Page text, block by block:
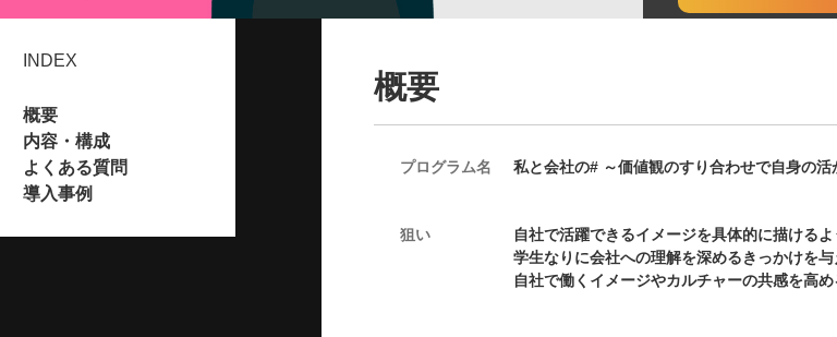
INDEX
概要
内容・構成
よくある質問
導入事例
概要
プログラム名 私と会社の# ～価値観のすり合わせで自身の活
狙い
自社で活躍できるイメージを具体的に描ける
学生なりに会社への理解を深めるきっかけを
自社で働くイメージやカルチャーの共感を高